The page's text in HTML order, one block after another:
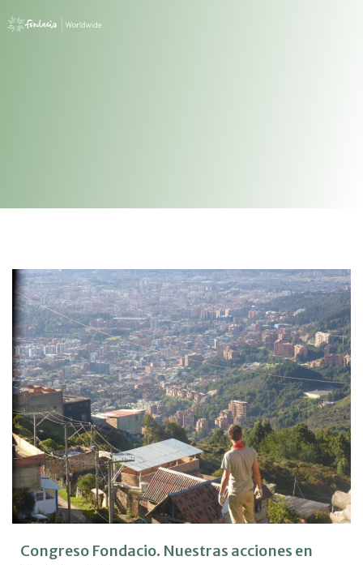
Congreso Fondacio. Nuestras acciones en